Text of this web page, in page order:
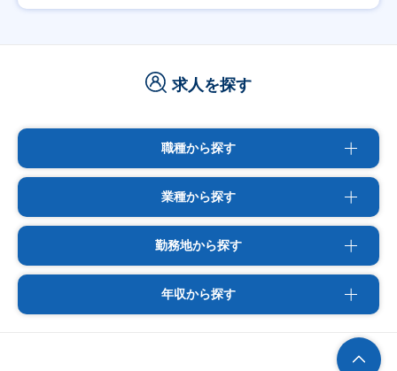
求人を探す
職種から探す
業種から探す
勤務地から探す
年収から探す